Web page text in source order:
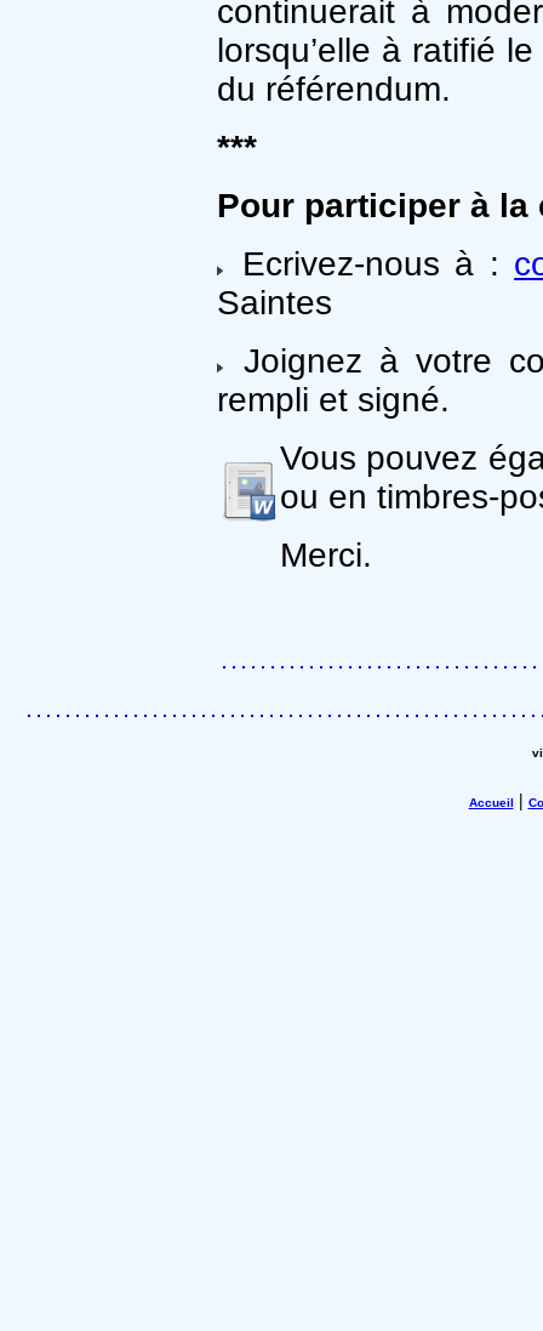
continuerait à
lorsqu’elle à ratifié
du référendum.
***
Pour participer à la
Ecrivez-nous à :
Saintes
Joignez à votre
rempli et signé.
Vous pouvez
ou en timbres-
Merci.
Accueil |